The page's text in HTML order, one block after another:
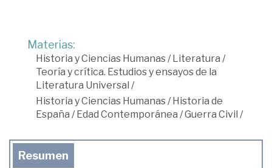
Materias:
Historia y Ciencias Humanas /Literatura /
Teoría y crítica. Estudios y ensayos de la
Literatura Universal /
Historia y Ciencias Humanas /Historia de
España /Edad Contemporánea /Guerra Civil /
Resumen